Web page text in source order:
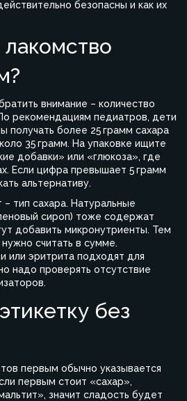
безопасны и как их
внимание – количество
рекомендациям педиатров, дети
получать более 25 грамм сахара
35 грамм. На упаковке ищите
добавки» или «глюкоза», где
Если цифра превышает 5 грамм
альтернативу.
тип сахара. Натуральные
сироп) тоже содержат
добавить микронутриенты. Тем
считать в сумме.
или эритрита подходят для
надо проверять отсутствие
без
первым обычно указывается
первым стоит «сахар»,
значит сладость будет